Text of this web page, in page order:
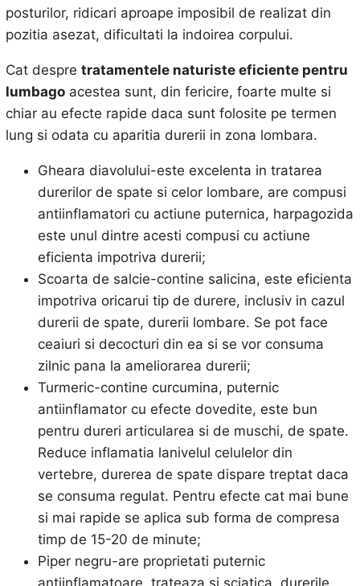
posturilor, ridicari aproape imposibil de realizat din
pozitia asezat, dificultati la indoirea corpului.
Cat despre tratamentele naturiste eficiente pentru
lumbagoacestea sunt, din fericire, foarte multe si
chiar au efecte rapide daca sunt folosite pe termen
lung si odata cu aparitia durerii in zona lombara.
Gheara diavolului-este excelenta in tratarea
durerilor de spate si celor lombare, are compusi
antiinflamatori cu actiune puternica, harpagozida
este unul dintre acesti compusi cu actiune
eficienta impotriva durerii;
Scoarta de salcie-contine salicina, este eficienta
impotriva oricarui tip de durere, inclusiv in cazul
durerii de spate, durerii lombare. Se pot face
ceaiuri si decocturi din ea si se vor consuma
zilnic pana la ameliorarea durerii;
Turmeric-contine curcumina, puternic
antiinflamator cu efecte dovedite, este bun
pentru dureri articularea si de muschi, de spate.
Reduce inflamatia lanivelul celulelor din
vertebre, durerea de spate dispare treptat daca
se consuma regulat. Pentru efecte cat mai bune
si mai rapide se aplica sub forma de compresa
timp de 15-20 de minute;
Piper negru-are proprietati puternic
antiinflamatoare, trateaza si sciatica, durerile